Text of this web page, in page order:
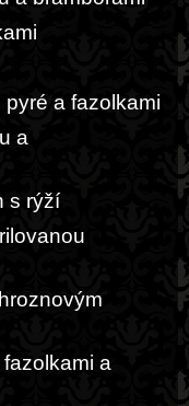
a fazolkami
a
s rýží
a